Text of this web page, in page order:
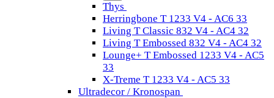
Thys
Herringbone T 1233 V4 - AC6 33
Living T Classic 832 V4 - AC4 32
Living T Embossed 832 V4 - AC4 32
Lounge+ T Embossed 1233 V4 - AC5
33
X-Treme T 1233 V4 - AC5 33
Ultradecor / Kronospan